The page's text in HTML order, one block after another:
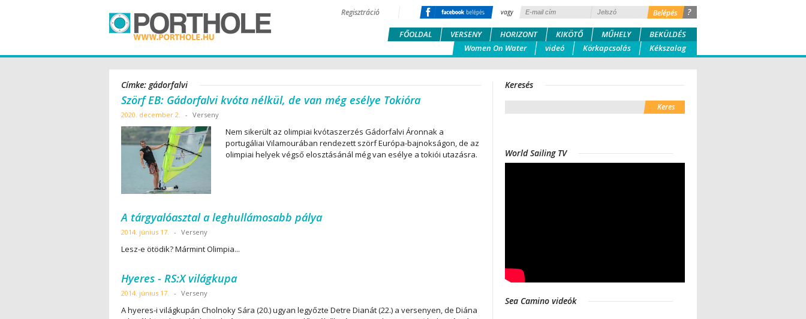
?
vagy
Regisztráció
FŐOLDAL VERSENY HORIZONT KIKÖTŐ MŰHELY
BEKÜLDÉS
Women On Water
videó Körkapcsolás Kékszalag
Címke: gádorfalvi
Szörf EB: Gádorfalvi kvóta nélkül, de van még esélye Tokióra
2020. december 2. - Verseny
Nem sikerült az olimpiai kvótaszerzés Gádorfalvi Áronnak a
portugáliai Vilamourában rendezett szörf Európa-bajnokságon, de az
olimpiai helyek végső elosztásánál még van esélye a tokiói utazásra.
A tárgyalóasztal a leghullámosabb pálya
2014. június 17. - Verseny
Lesz-e ötödik? Mármint Olimpia...
Hyeres - RS:X világkupa
2014. június 17. - Verseny
A hyeres-i világkupán Cholnoky Sára (20.) ugyan legyőzte Detre Dianát (22.) a versenyen, de Diána
Keresés
World Sailing TV
Sea Camino videók